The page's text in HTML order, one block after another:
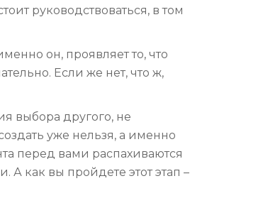
руководствоваться, в том
он, проявляет то, что
Если же нет, что ж,
выбора другого, не
уже нельзя, а именно
перед вами распахиваются
как вы пройдете этот этап –